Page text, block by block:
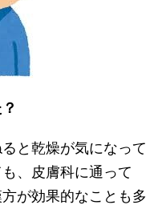
と乾燥が気になって
、皮膚科に通って
が効果的なことも多